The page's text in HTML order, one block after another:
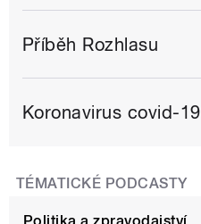
Příběh Rozhlasu
Koronavirus covid-19
TÉMATICKÉ PODCASTY
Politika a zpravodajství